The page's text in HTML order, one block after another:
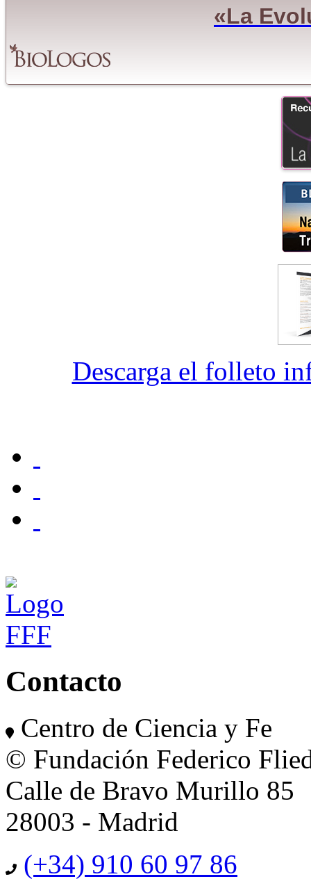
«La
Descarga el folleto
Contacto
Centro de Ciencia y Fe
© Fundación Federico
Calle de Bravo Murillo 85
28003 - Madrid
(+34) 910 60 97 86